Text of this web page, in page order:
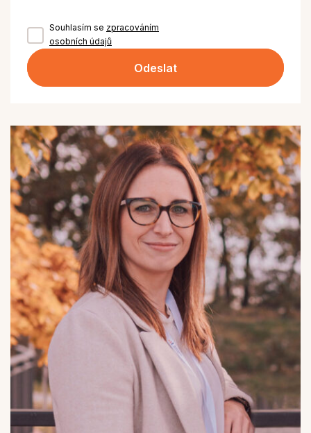
Souhlasím se zpracováním
osobních údajů
Odeslat